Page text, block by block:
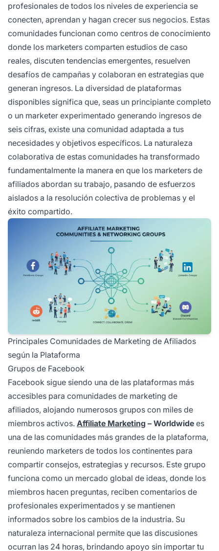
profesionales de todos los niveles de experiencia se
conecten, aprendan y hagan crecer sus negocios. Estas
comunidades funcionan como centros de conocimiento
donde los marketers comparten estudios de caso
reales, discuten tendencias emergentes, resuelven
desafíos de campañas y colaboran en estrategias que
generan ingresos. La diversidad de plataformas
disponibles significa que, seas un principiante completo
o un marketer experimentado generando ingresos de
seis cifras, existe una comunidad adaptada a tus
necesidades y objetivos específicos. La naturaleza
colaborativa de estas comunidades ha transformado
fundamentalmente la manera en que los marketers de
afiliados abordan su trabajo, pasando de esfuerzos
aislados a la resolución colectiva de problemas y el
éxito compartido.
Principales Comunidades de Marketing de Afiliados
según la Plataforma
Grupos de Facebook
Facebook sigue siendo una de las plataformas más
accesibles para comunidades de marketing de
afiliados, alojando numerosos grupos con miles de
miembros activos. Affiliate Marketing – Worldwide es
una de las comunidades más grandes de la plataforma,
reuniendo marketers de todos los continentes para
compartir consejos, estrategias y recursos. Este grupo
funciona como un mercado global de ideas, donde los
miembros hacen preguntas, reciben comentarios de
profesionales experimentados y se mantienen
informados sobre los cambios de la industria. Su
naturaleza internacional permite que las discusiones
ocurran las 24 horas, brindando apoyo sin importar tu